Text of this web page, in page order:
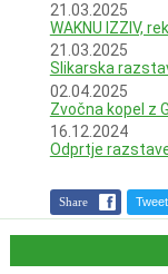
21.03.2025
WAKNU IZZIV,
21.03.2025
Slikarska
02.04.2025
Zvočna kopel z
16.12.2024
Odprtje
Share Tweet